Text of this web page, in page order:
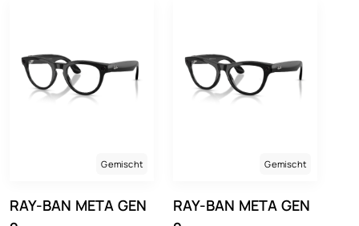
Gemischt
RAY-BAN META GEN
Gemischt
RAY-BAN META GEN